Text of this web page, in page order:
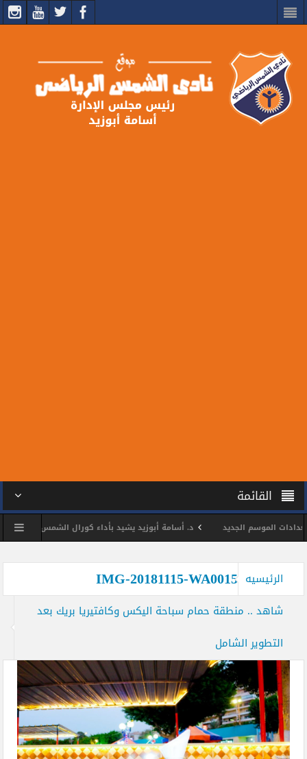
القائمة
الموسم الجديد
د. أسامة أبوزيد يشيد بأداء كورال الشمس خلال بروفة
الرئيسيه
شاهد .. منطقة حمام سباحة اليكس وكافتيريا بريك بعد
التطوير الشامل
IMG-20181115-WA0015